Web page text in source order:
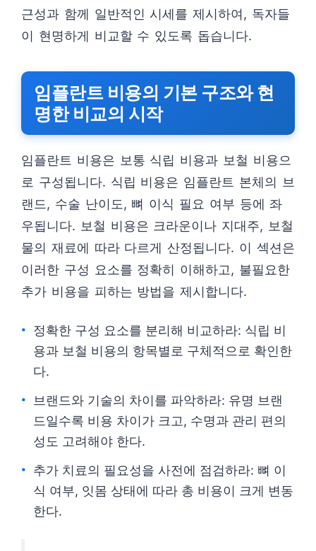
근성과 함께 일반적인 시세를 제시하여, 독자들
이 현명하게 비교할 수 있도록 돕습니다.
임플란트 비용의 기본 구조와 현
명한 비교의 시작
임플란트 비용은 보통 식립 비용과 보철 비용으
로 구성됩니다. 식립 비용은 임플란트 본체의 브
랜드, 수술 난이도, 뼈 이식 필요 여부 등에 좌
우됩니다. 보철 비용은 크라운이나 지대주, 보철
물의 재료에 따라 다르게 산정됩니다. 이 섹션은
이러한 구성 요소를 정확히 이해하고, 불필요한
추가 비용을 피하는 방법을 제시합니다.
정확한 구성 요소를 분리해 비교하라: 식립 비
용과 보철 비용의 항목별로 구체적으로 확인한
다.
브랜드와 기술의 차이를 파악하라: 유명 브랜
드일수록 비용 차이가 크고, 수명과 관리 편의
성도 고려해야 한다.
추가 치료의 필요성을 사전에 점검하라: 뼈 이
식 여부, 잇몸 상태에 따라 총 비용이 크게 변동
한다.